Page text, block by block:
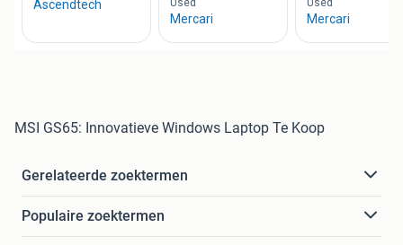
MSI GS65: Innovatieve Windows Laptop Te Koop
Gerelateerde zoektermen
Populaire zoektermen